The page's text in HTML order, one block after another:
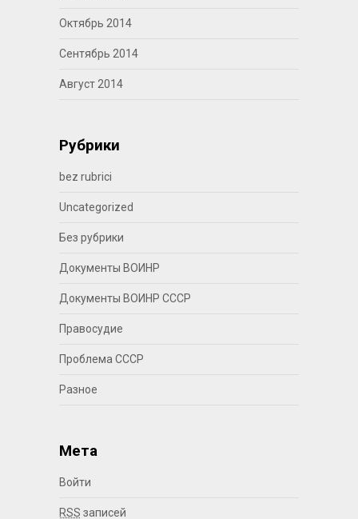
Октябрь 2014
Сентябрь 2014
Август 2014
Рубрики
bez rubrici
Uncategorized
Без рубрики
Документы ВОИНР
Документы ВОИНР СССР
Правосудие
Проблема СССР
Разное
Мета
Войти
RSS записей